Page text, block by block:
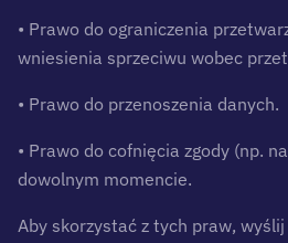
• Prawo do ograniczenia
wniesienia sprzeciwu wobec
• Prawo do przenoszenia danych.
• Prawo do cofnięcia zgody (np.
dowolnym momencie.
Aby skorzystać z tych praw,